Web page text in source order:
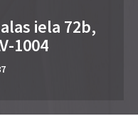
iela 72b,
1004